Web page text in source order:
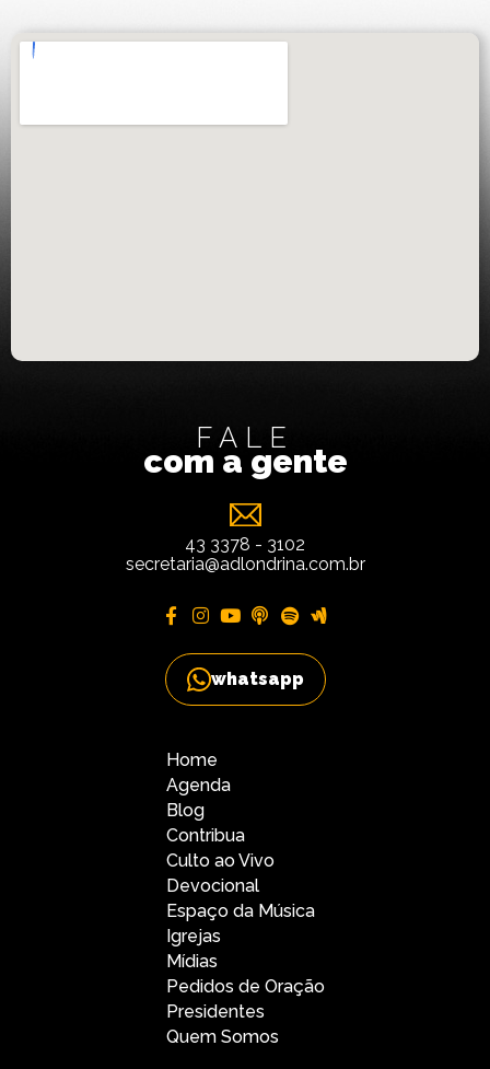
FALE
com a gente
43 3378 - 3102
secretaria@adlondrina.com.br
whatsapp
Home
Agenda
Blog
Contribua
Culto ao Vivo
Devocional
Espaço da Música
Igrejas
Mídias
Pedidos de Oração
Presidentes
Quem Somos